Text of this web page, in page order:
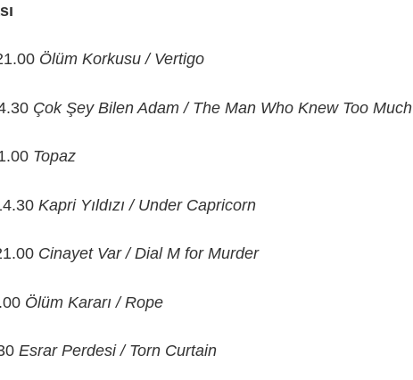
Ölüm Korkusu / Vertigo
Çok Şey Bilen Adam / The Man Who Knew Too Much
Topaz
Kapri Yıldızı / Under Capricorn
Cinayet Var / Dial M for Murder
Ölüm Kararı / Rope
Esrar Perdesi / Torn Curtain